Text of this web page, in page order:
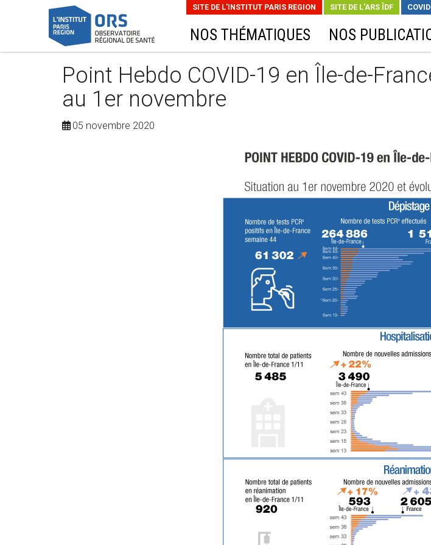
SITE DE L'INSTITUT PARIS REGION SITE DE L'ARS ÎDF
NOS THÉMATIQUES NOS
Point Hebdo COVID-19 en Île-de-
au 1er novembre
05 novembre 2020